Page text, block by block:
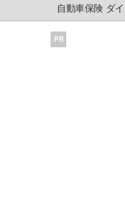
自動車保険 ダ
PR